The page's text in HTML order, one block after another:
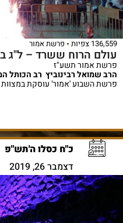
136,559 צפיות פרשת אמור
עולם הרוח ששרד – ל"ג
פרשת אמור תשע"ז
הרב שמואל רבינוביץ רב הכותל
פרשת השבוע 'אמור' עוסקת
כ"ח כסלו ה'תש"פ
דצמבר 26, 2019